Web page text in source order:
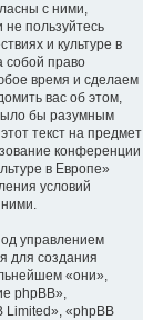
с ними,
не пользуйтесь
и культуре в
собой право
время и сделаем
вас об этом,
бы разумным
текст на предмет
конференции
в Европе»
условий
ними.
управлением
для создания
«они»,
phpBB»,
Limited», «phpBB